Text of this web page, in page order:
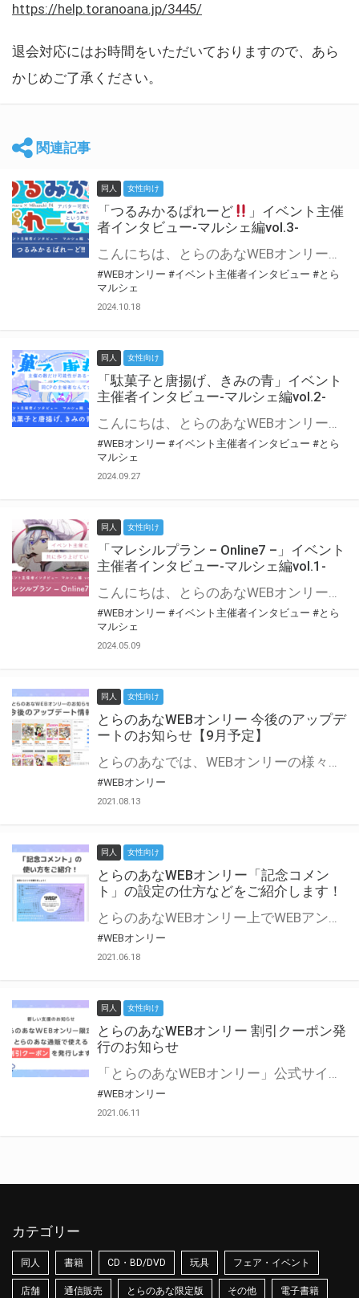
https://help.toranoana.jp/3445/
退会対応にはお時間をいただいておりますので、あら
かじめご了承ください。
関連記事
同人 女性向け
「つるみかるぱれーど
」イベント主催
者インタビュー-マルシェ編vol.3-
こんにちは、とらのあなWEBオンリー運営スタッフです。 新たにお届けする、イベント主催者インタビュー-マルシェ編-は、 とらのあなWEBオンリー「マルシェ」をご利用した主催様に 「マルシェ」を使って開催した感想や心がけをお聞きする企画です。 今回は、WEBオンリー初開催「つるみかるぱれーど
#WEBオンリー #イベント主催者インタビュー #とら
マルシェ
2024.10.18
同人 女性向け
「駄菓子と唐揚げ、きみの青」イベント
主催者インタビュー-マルシェ編vol.2-
こんにちは、とらのあなWEBオンリー運営スタッフです。 新たにお届けする、イベント主催者インタビュー-マルシェ編-は、 とらのあなWEBオンリー「マルシェ」をご利用の主催様に 「マルシェ」を使ってイベントを開催した感想や心がけをお聞きする企画です。 今回は、WEBオンリー初開催「駄菓子と唐揚げ、きみの青」より、 主催のぎこ六屋様にお話を伺いました。 協力：ぎこ六屋様／イベント公式Twitter（@krkgwks） とらのあなWEBオンリー「マルシェ」とは？ WEBオンリーでリアルタイムでコミュニケーションがとれるオンライン会場です。
#WEBオンリー #イベント主催者インタビュー #とら
マルシェ
2024.09.27
同人 女性向け
「マレシルプラン – Online7 –」イベント
主催者インタビュー-マルシェ編vol.1-
こんにちは、とらのあなWEBオンリー運営スタッフです。 新たにお届けする、イベント主催者インタビュー-マルシェ編-は、 とらのあなWEBオンリー「マルシェ」をご利用した主催様に 「マルシェ」を使って開催した感想や心がけをお聞きする企画です。 今回は、WEBオンリー開催7回目迎えた「マレシルプラン – Online7 –」より、 主催の玉川うた様にお話を伺いました。 ▼マレシルプランのインタビュー前回記事 「イベント主催者インタビュー vol.6」はこちら 協力：玉川うた様（マレシルプラン実行委員会 代表）／イベント公式Twitter（@mallesil_plan） とらのあなWEBオンリー「マルシェ」とは？ WEBオンリーでリアルタイムでコミュニケーションがとれるオンライン会場です。
#WEBオンリー #イベント主催者インタビュー #とら
マルシェ
2024.05.09
同人 女性向け
とらのあなWEBオンリー 今後のアップデ
ートのお知らせ【9月予定】
とらのあなでは、WEBオンリーの様々な支援を実施しています。 今回は2021年9月に実装を予定しているアップデート情報についてご紹介いたします。 とらのあなWEBオンリーサイトはこちら
#WEBオンリー
2021.08.13
同人 女性向け
とらのあなWEBオンリー「記念コメン
ト」の設定の仕方などをご紹介します！
とらのあなWEBオンリー上でWEBアンソロジーが作成できる「記念コメント」について、その使い方や作成手順を解説します！ 支援タイプを「サークル参加型」「サークル参加型・マルシェ(イベント会場)機能付き」でお申し込みいただいている主催者様はぜひご活用ください♪ とらのあなWEBオンリーサイトはこちら
#WEBオンリー
2021.06.18
同人 女性向け
とらのあなWEBオンリー 割引クーポン発
行のお知らせ
「とらのあなWEBオンリー」公式サイトでとらのあな通販の「割引クーポン」を配布中！ イベントごとに開催当日限定で使える割引クーポンのシリアルコードを発行します。 とらのあなWEBオンリーのページをチェックして、イベント当日にお得にお買い物を楽しみましょう♪ ※本キャンペーンは予告なく終了する場合がございます。 とらのあなWEBオンリーサイトはこちら
#WEBオンリー
2021.06.11
カテゴリー
同人 書籍 CD・BD/DVD 玩具 フェア・イベント
店舗 通信販売 とらのあな限定版 その他 電子書籍